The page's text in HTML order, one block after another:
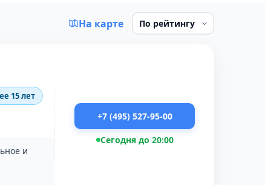
На карте
15 лет
и
+7 (495) 527-95-00
Сегодня до 20:00